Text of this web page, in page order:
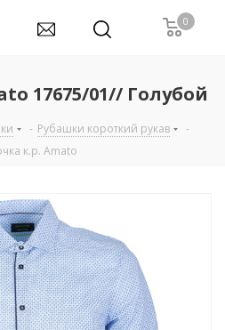
0
17675/01// Голубой
- Рубашки короткий рукав
-
к.р. Amato